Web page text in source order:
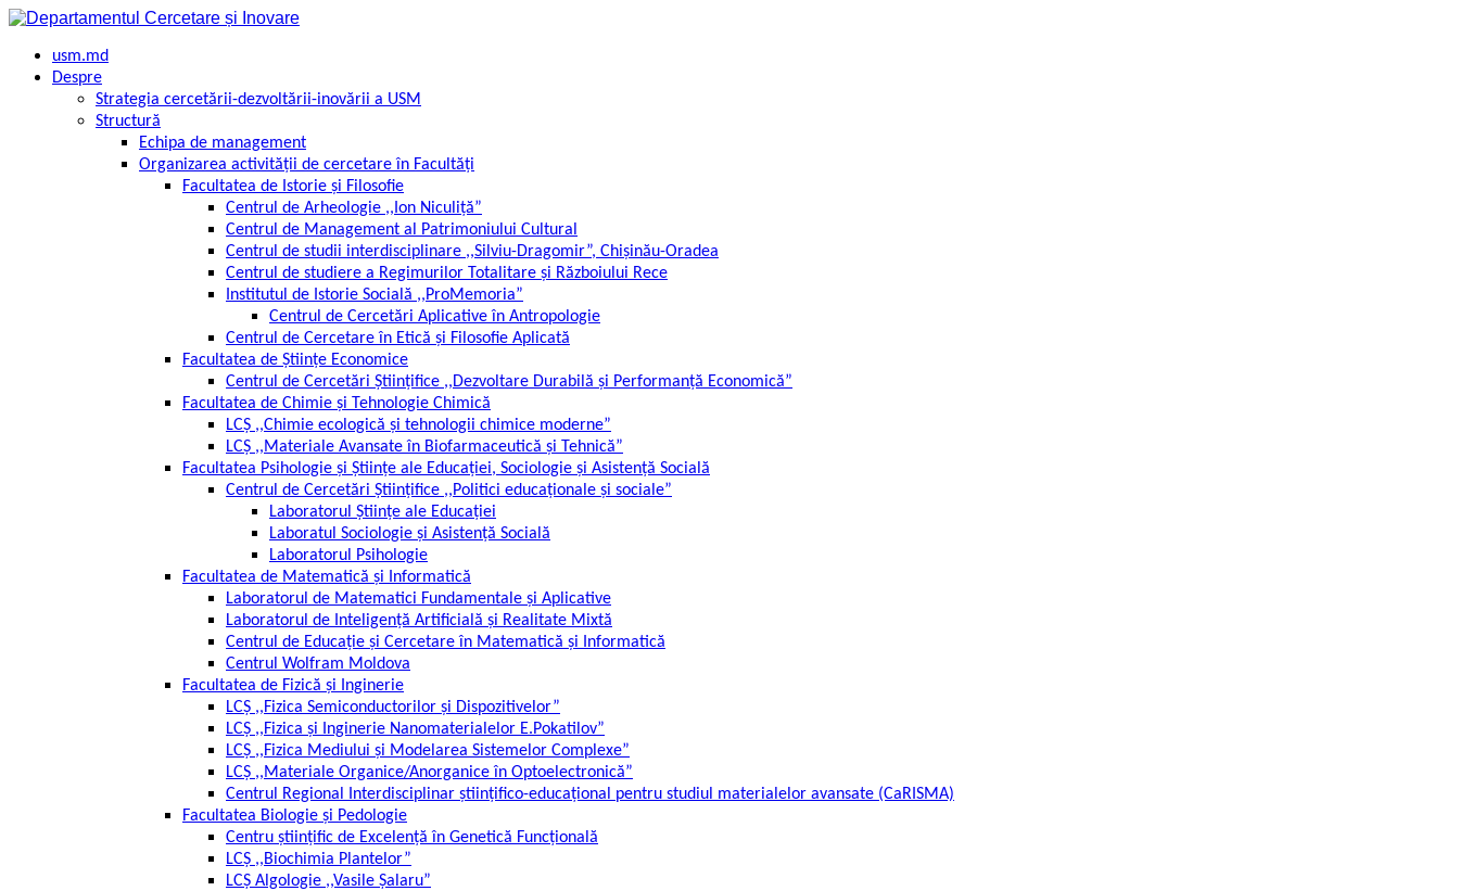
Перейти
контентуusm.md
Despre
Strategia cercetării-dezvoltării-inovării a USM
Structură
Echipa de management
Organizarea activității de cercetare în Facultăți
Facultatea de Istorie și Filosofie
Centrul de Arheologie ,,Ion Niculiță”
Centrul de Management al Patrimoniului Cultural
Centrul de studii interdisciplinare ,,Silviu-Dragomir”, Chișinău-Oradea
Centrul de studiere a Regimurilor Totalitare și Războiului Rece
Institutul de Istorie Socială ,,ProMemoria”
Centrul de Cercetări Aplicative în Antropologie
Centrul de Cercetare în Etică și Filosofie Aplicată
Facultatea de Științe Economice
Centrul de Cercetări Științifice ,,Dezvoltare Durabilă și Performanță Economică”
Facultatea de Chimie și Tehnologie Chimică
LCȘ ,,Chimie ecologică și tehnologii chimice moderne”
LCȘ ,,Materiale Avansate în Biofarmaceutică și Tehnică”
Facultatea Psihologie și Științe ale Educației, Sociologie și Asistență Socială
Centrul de Cercetări Științifice ,,Politici educaționale și sociale”
Laboratorul Științe ale Educației
Laboratul Sociologie și Asistență Socială
Laboratorul Psihologie
Facultatea de Matematică și Informatică
Laboratorul de Matematici Fundamentale și Aplicative
Laboratorul de Inteligență Artificială și Realitate Mixtă
Centrul de Educație și Cercetare în Matematică și Informatică
Centrul Wolfram Moldova
Facultatea de Fizică și Inginerie
LCȘ ,,Fizica Semiconductorilor și Dispozitivelor”
LCȘ ,,Fizica și Inginerie Nanomaterialelor E.Pokatilov”
LCȘ ,,Fizica Mediului și Modelarea Sistemelor Complexe”
LCȘ ,,Materiale Organice/Anorganice în Optoelectronică”
Centrul Regional Interdisciplinar științifico-educațional pentru studiul materialelor avansate (CaRISMA)
Facultatea Biologie și Pedologie
Centru științific de Excelență în Genetică Funcțională
LCȘ ,,Biochimia Plantelor”
LCȘ Algologie ,,Vasile Șalaru”